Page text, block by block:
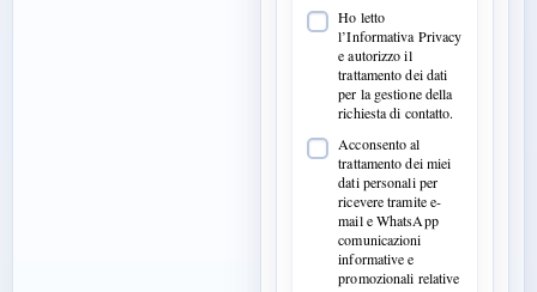
Ho letto
l’Informativa Privacy
e autorizzo il
trattamento dei dati
per la gestione della
richiesta di contatto.
Acconsento al
trattamento dei miei
dati personali per
ricevere tramite e-
mail e WhatsApp
comunicazioni
informative e
promozionali relative